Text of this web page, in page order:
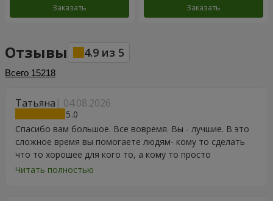
Заказать Заказать
Отзывы 4.9 из 5
Всего 15218
Татьяна 04.08.2026
5
Спасибо вам большое. Все вовремя. Вы - лучшие. В это
сложное время вы помогаете людям- кому то сделать
что то хорошее для кого то, а кому то просто
порадоваться цветам, подарку, тортику, поздравлению.
Читать полностью